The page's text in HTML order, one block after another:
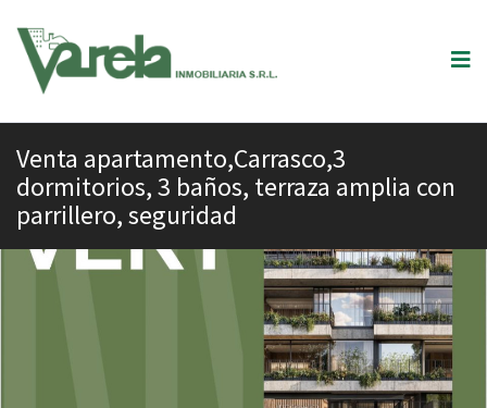
Venta apartamento,Carrasco,3
dormitorios, 3 baños, terraza amplia con
parrillero, seguridad